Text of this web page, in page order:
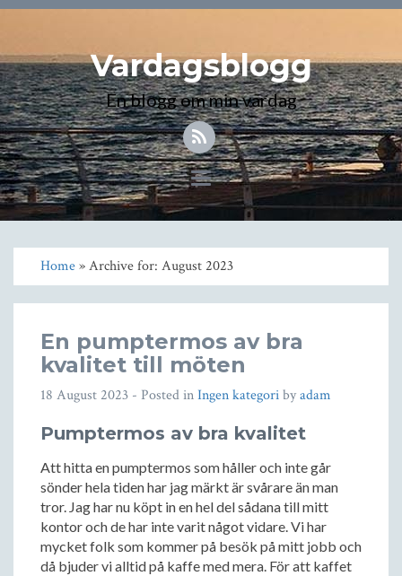
Vardagsblogg
En blogg om min vardag
Toggle
navigation
Home» Archive for: August 2023
En pumptermos av bra
kvalitet till möten
18 August 2023 - Posted inIngen kategoribyadam
Pumptermos av bra kvalitet
Att hitta en pumptermos som håller och inte går
sönder hela tiden har jag märkt är svårare än man
tror. Jag har nu köpt in en hel del sådana till mitt
kontor och de har inte varit något vidare. Vi har
mycket folk som kommer på besök på mitt jobb och
då bjuder vi alltid på kaffe med mera. För att kaffet